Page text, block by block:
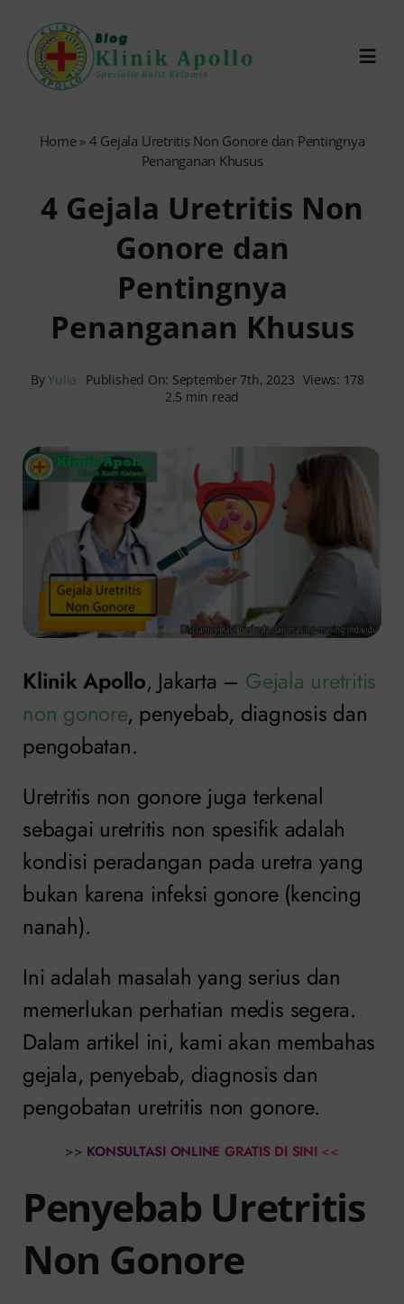
content
Reservasi Online
Home» 4 Gejala Uretritis Non Gonore dan Pentingnya
Penanganan Khusus
4 Gejala Uretritis Non
Gonore dan
Pentingnya
Penanganan Khusus
ByYulia Published On: September 7th, 2023 Views: 178
2.5 min read
Klinik Apollo, Jakarta – Gejala uretritis
non gonore, penyebab, diagnosis dan
pengobatan.
Uretritis non gonore juga terkenal
sebagai uretritis non spesifik adalah
kondisi peradangan pada uretra yang
bukan karena infeksi gonore (kencing
nanah).
Ini adalah masalah yang serius dan
memerlukan perhatian medis segera.
Dalam artikel ini, kami akan membahas
gejala, penyebab, diagnosis dan
pengobatan uretritis non gonore.
>> KONSULTASI ONLINE GRATIS DI SINI <<
Penyebab Uretritis
Non Gonore